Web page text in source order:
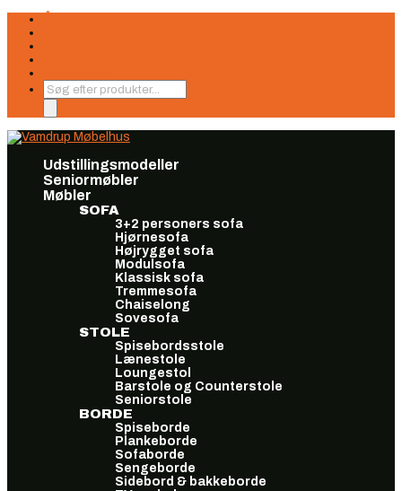
Products
search
Udstillingsmodeller
Seniormøbler
Møbler
SOFA
3+2 personers sofa
Hjørnesofa
Højrygget sofa
Modulsofa
Klassisk sofa
Tremmesofa
Chaiselong
Sovesofa
STOLE
Spisebordsstole
Lænestole
Loungestol
Barstole og Counterstole
Seniorstole
BORDE
Spiseborde
Plankeborde
Sofaborde
Sengeborde
Sidebord & bakkeborde